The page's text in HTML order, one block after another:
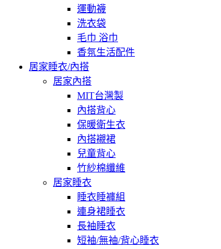
運動襪
洗衣袋
毛巾 浴巾
香氛生活配件
居家睡衣/內搭
居家內搭
MIT台灣製
內搭背心
保暖衛生衣
內搭襯裙
兒童背心
竹紗棉纖維
居家睡衣
睡衣睡褲組
連身裙睡衣
長袖睡衣
短袖/無袖/背心睡衣